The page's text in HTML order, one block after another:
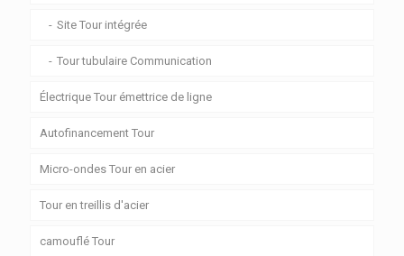
Site Tour intégrée
Tour tubulaire Communication
Électrique Tour émettrice de ligne
Autofinancement Tour
Micro-ondes Tour en acier
Tour en treillis d'acier
camouflé Tour